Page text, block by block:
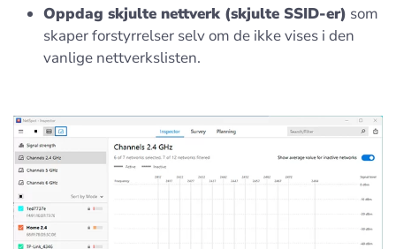
Oppdag skjulte nettverk (skjulte SSID-er) som
skaper forstyrrelser selv om de ikke vises i den
vanlige nettverkslisten.